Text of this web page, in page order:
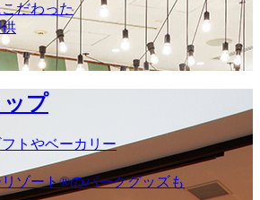
だわった
プ
トやベーカリー
ゾート®のパークグッズも